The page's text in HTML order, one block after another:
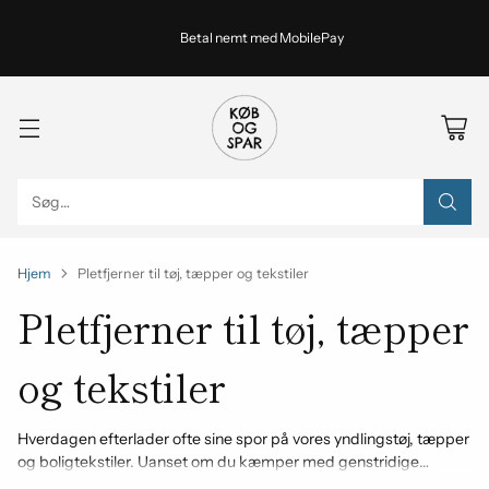
Søg…
Betal nemt med MobilePay
Hjem Pletfjerner til tøj, tæpper og tekstiler
Pletfjerner til tøj, tæpper
og tekstiler
Hverdagen efterlader ofte sine spor på vores yndlingstøj, tæpper
og boligtekstiler. Uanset om du kæmper med genstridige